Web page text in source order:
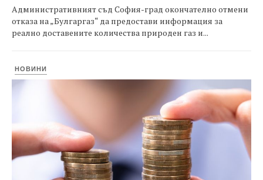
Административният съд София-град окончателно отмени
отказа на „Булгаргаз“ да предостави информация за
реално доставените количества природен газ и...
НОВИНИ